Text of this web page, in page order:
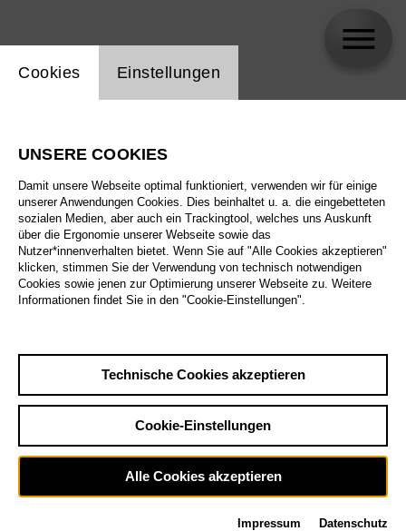
Alle Sparten
Alle Spielstätten
Alle Merkmale
Sa29.8.
Großes Haus
12:00 Eröffnungswochenende
Einstellung Website Cookie
Cookies Einstellungen
UNSERE COOKIES
Damit unsere Webseite optimal funktioniert, verwenden wir für einige
unserer Anwendungen Cookies. Dies beinhaltet u. a. die eingebetteten
sozialen Medien, aber auch ein Trackingtool, welches uns Auskunft
über die Ergonomie unserer Webseite sowie das
Nutzer*innenverhalten bietet. Wenn Sie auf "Alle Cookies akzeptieren"
klicken, stimmen Sie der Verwendung von technisch notwendigen
Cookies sowie jenen zur Optimierung unserer Webseite zu. Weitere
Informationen findet Sie in den "Cookie-Einstellungen".
Technische Cookies akzeptieren
Cookie-Einstellungen
Alle Cookies akzeptieren
Impressum Datenschutz